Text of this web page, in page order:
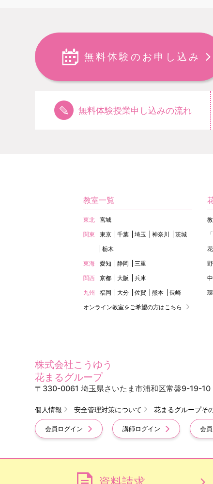
無料体験のお申し込み
無料体験授業申し込みの流れ
教室一覧
東北
宮城
関東
東京 千葉 埼玉 神奈川
茨城
栃木
東海
愛知 静岡
三重
関西
京都 大阪
兵庫
九州
福岡 大分 佐賀 熊本
長崎
オンライン教室をご希望の方はこちら
株式会社こうゆう
花まるグループ
〒330-0061 埼玉県さいたま市浦和区常盤9-19-10
個人情報 安全管理対策について 花まるグループそ
会員ログイン 講師ログイン 会